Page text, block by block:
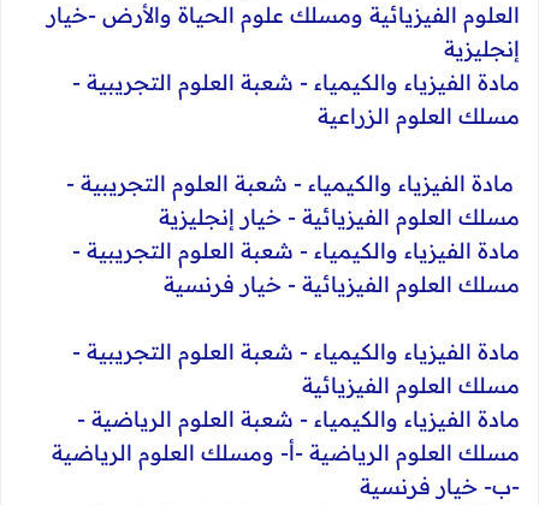
العلوم الفيزيائية ومسلك علوم الحياة والأرض -خيار
إنجليزية
مادة الفيزياء والكيمياء - شعبة العلوم التجريبية -
مسلك العلوم الزراعية
مادة الفيزياء والكيمياء - شعبة العلوم التجريبية -
مسلك العلوم الفيزيائية - خيار إنجليزية
مادة الفيزياء والكيمياء - شعبة العلوم التجريبية -
مسلك العلوم الفيزيائية - خيار فرنسية
مادة الفيزياء والكيمياء - شعبة العلوم التجريبية -
مسلك العلوم الفيزيائية
​مادة الفيزياء والكيمياء - شعبة العلوم الرياضية -
مسلك العلوم الرياضية -أ- ومسلك العلوم الرياضية
-ب- خيار فرنسية